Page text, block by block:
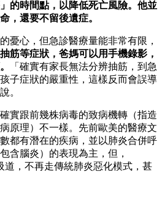
的時間點，以降低死亡風險。他並
，還要不留後遺症。
憂心，但急診醫療量能非常有限，
筋等症狀，爸媽可以用手機錄影，
「確實有家長無法分辨抽筋，到急
子症狀的嚴重性，這樣反而會誤導
。
實跟前幾株病毒的致病機轉（指造
原理）不一樣。先前歐美的醫療文
都有潛在的疾病，並以肺炎合併呼
含腦炎）的表現為主，但，
道，不再走傳統肺炎惡化模式，甚